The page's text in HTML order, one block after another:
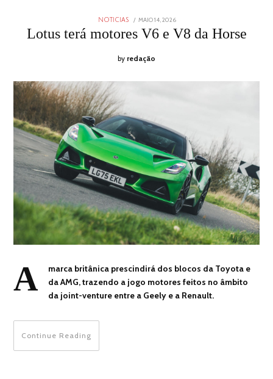
NOTICIAS
POSTED
ON
MAIO 14, 2026
14,
2026
Lotus terá motores V6 e V8 da Horse
by redação
A
marca britânica prescindirá dos blocos da Toyota e
da AMG, trazendo a jogo motores feitos no âmbito
da joint-venture entre a Geely e a Renault.
Continue Reading